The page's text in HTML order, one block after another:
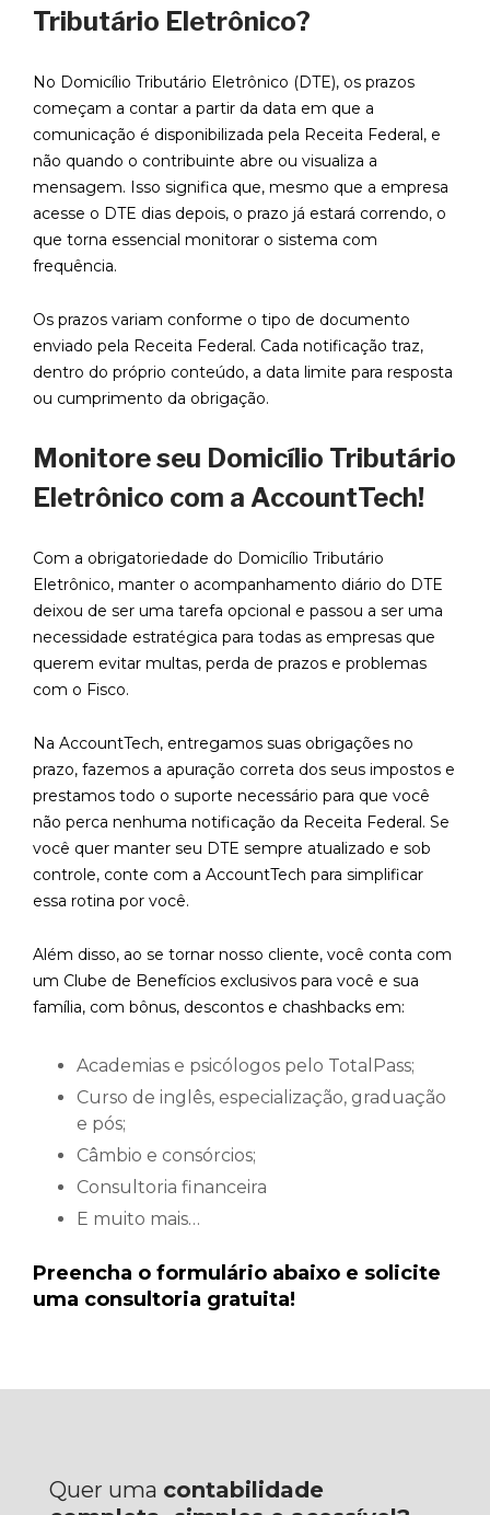
Tributário Eletrônico?
No Domicílio Tributário Eletrônico (DTE), os prazos
começam a contar a partir da data em que a
comunicação é disponibilizada pela Receita Federal, e
não quando o contribuinte abre ou visualiza a
mensagem. Isso significa que, mesmo que a empresa
acesse o DTE dias depois, o prazo já estará correndo, o
que torna essencial monitorar o sistema com
frequência.
Os prazos variam conforme o tipo de documento
enviado pela Receita Federal. Cada notificação traz,
dentro do próprio conteúdo, a data limite para resposta
ou cumprimento da obrigação.
Monitore seu Domicílio Tributário
Eletrônico com a AccountTech!
Com a obrigatoriedade do Domicílio Tributário
Eletrônico, manter o acompanhamento diário do DTE
deixou de ser uma tarefa opcional e passou a ser uma
necessidade estratégica para todas as empresas que
querem evitar multas, perda de prazos e problemas
com o Fisco.
Na AccountTech, entregamos suas obrigações no
prazo, fazemos a apuração correta dos seus impostos e
prestamos todo o suporte necessário para que você
não perca nenhuma notificação da Receita Federal. Se
você quer manter seu DTE sempre atualizado e sob
controle, conte com a AccountTech para simplificar
essa rotina por você.
Além disso, ao se tornar nosso cliente, você conta com
um Clube de Benefícios exclusivos para você e sua
família, com bônus, descontos e chashbacks em:
Academias e psicólogos pelo TotalPass;
Curso de inglês, especialização, graduação
e pós;
Câmbio e consórcios;
Consultoria financeira
E muito mais…
Preencha o formulário abaixo e solicite
uma consultoria gratuita!
Quer uma contabilidade